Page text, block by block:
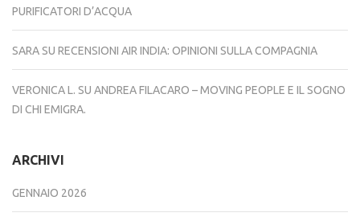
PURIFICATORI D’ACQUA
SARA SU RECENSIONI AIR INDIA: OPINIONI SULLA COMPAGNIA
VERONICA L. SU ANDREA FILACARO – MOVING PEOPLE E IL SOGNO
DI CHI EMIGRA.
ARCHIVI
GENNAIO 2026